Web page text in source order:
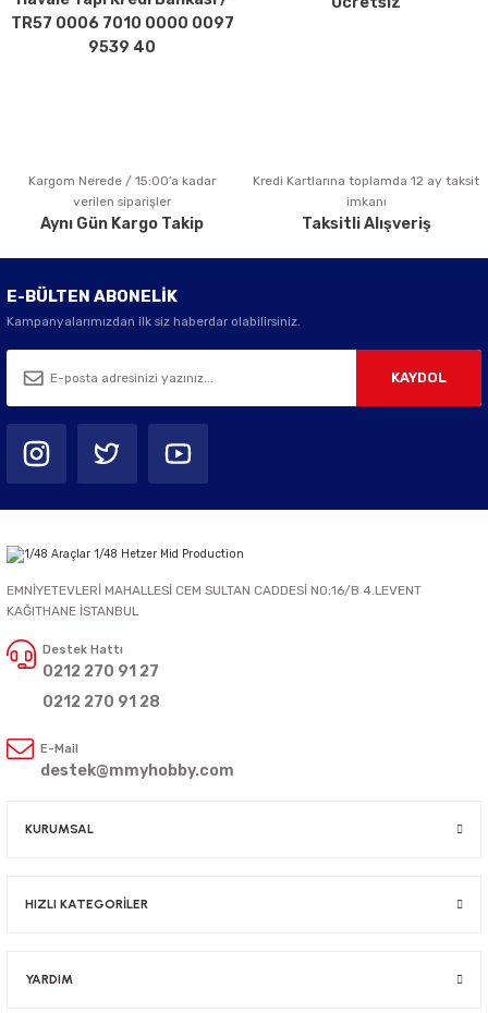
Ürün fiyatı diğer sitelerden daha pahalı.
Bu ürüne benzer farklı alternatifler olmalı.
Gönder
TR57 0006 7010 0000 0097
9539 40
Kargom Nerede / 15:00’a kadar
verilen siparişler
Aynı Gün Kargo Takip
Kredi Kartlarına toplamda 12 ay taksit
imkanı
Taksitli Alışveriş
E-BÜLTEN ABONELİK
Kampanyalarımızdan ilk siz haberdar olabilirsiniz.
KAYDOL
EMNİYETEVLERİ MAHALLESİ CEM SULTAN CADDESİ NO:16/B 4.LEVENT
KAĞITHANE İSTANBUL
Destek Hattı
0212 270 91 27
0212 270 91 28
E-Mail
destek@mmyhobby.com
KURUMSAL
HIZLI KATEGORİLER
YARDIM